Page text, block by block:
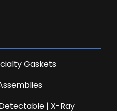
Gaskets
| X-Ray